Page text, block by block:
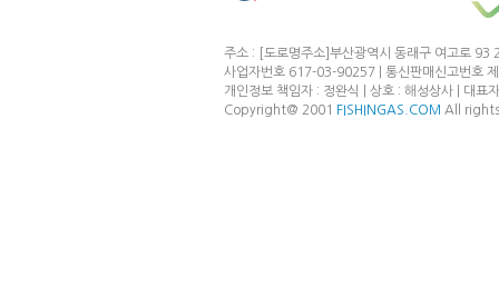
주소 : [도로명주소]부산광역시 동래구 여고로
사업자번호 617-03-90257 | 통신판매신고번호
개인정보 책임자 : 정완식 | 상호 : 해성상사 | 대
Copyright@ 2001
FISHINGAS.COM All